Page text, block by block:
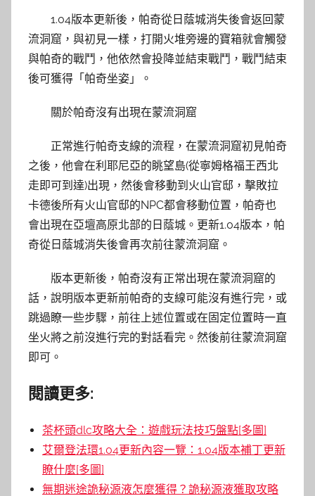
1.04版本更新後，帕奇從日蔭城消失後會返回蒙
流洞窟，與初見一樣，打開火堆旁邊的寶箱就會觸發
與帕奇的戰鬥，他依然會投降並結束戰鬥，戰鬥結束
後可獲得「帕奇坐姿」。
關於帕奇沒有出現在蒙流洞窟
正常進行帕奇支線的流程，在蒙流洞窟初見帕奇
之後，他會在利耶尼亞的眺望島(從寧姆格福王西北
走即可到達)出現，然後會移動到火山官邸，擊敗拉
卡德後所有火山官邸的NPC都會移動位置，帕奇也
會出現在亞壇高原北部的日蔭城。更新1.04版本，帕
奇從日蔭城消失後會再次前往蒙流洞窟。
版本更新後，帕奇沒有正常出現在蒙流洞窟的
話，說明版本更新前帕奇的支線可能沒有進行完，或
跳過瞭一些步驟，前往上述位置或在固定位置時一直
坐火將之前沒進行完的對話看完。然後前往蒙流洞窟
即可。
閱讀更多:
茶杯頭dlc攻略大全：遊戲玩法技巧盤點[多圖]
艾爾登法環1.04更新內容一覽：1.04版本補丁更新
瞭什麼[多圖]
無期迷途詭秘源液怎麼獲得？詭秘源液獲取攻略